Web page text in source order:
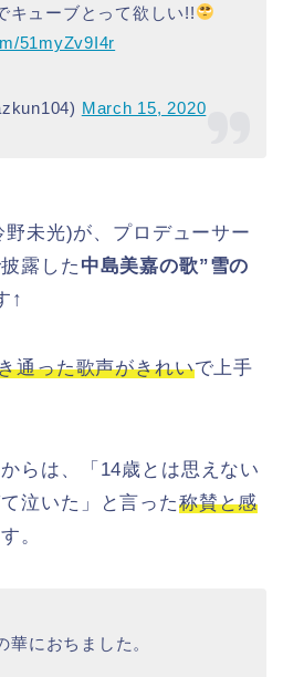
キューブとって欲しい!!
51myZv9I4r
March 15, 2020
未光)が、プロデューサー
露した 中島美嘉の歌”雪の
↑
通った歌声がきれいで上手
らは、「14歳とは思えない
泣いた」と言った称賛と感
。
華におちました。